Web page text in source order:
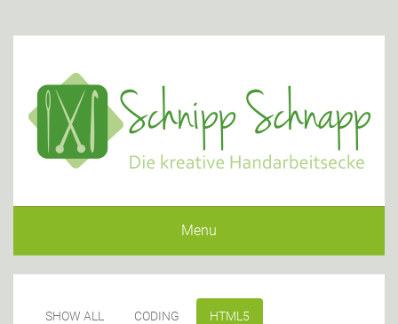
Menu
SHOW ALL CODING HTML5